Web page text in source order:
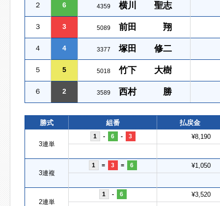
２ 6 4359 横川 聖志
３ 3 5089 前田 翔
４ 4 3377 塚田 修二
５ 5 5018 竹下 大樹
６ 2 3589 西村 勝
勝式 組番 払戻金
3連単
1 - 6 - 3 ¥8,190
3連複
1 = 3 = 6 ¥1,050
2連単
1 - 6 ¥3,520